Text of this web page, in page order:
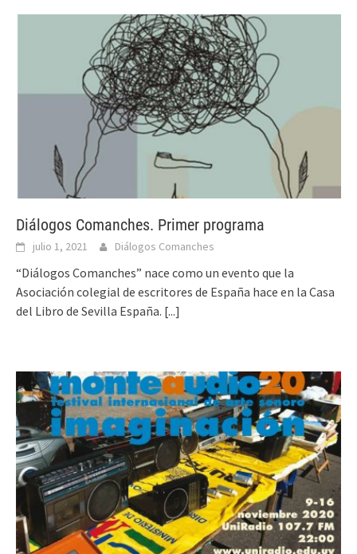
Diálogos Comanches. Primer programa
julio 1, 2021 Diálogos Comanches
“Diálogos Comanches” nace como un evento que la
Asociación colegial de escritores de España hace en la Casa
del Libro de Sevilla España. [...]